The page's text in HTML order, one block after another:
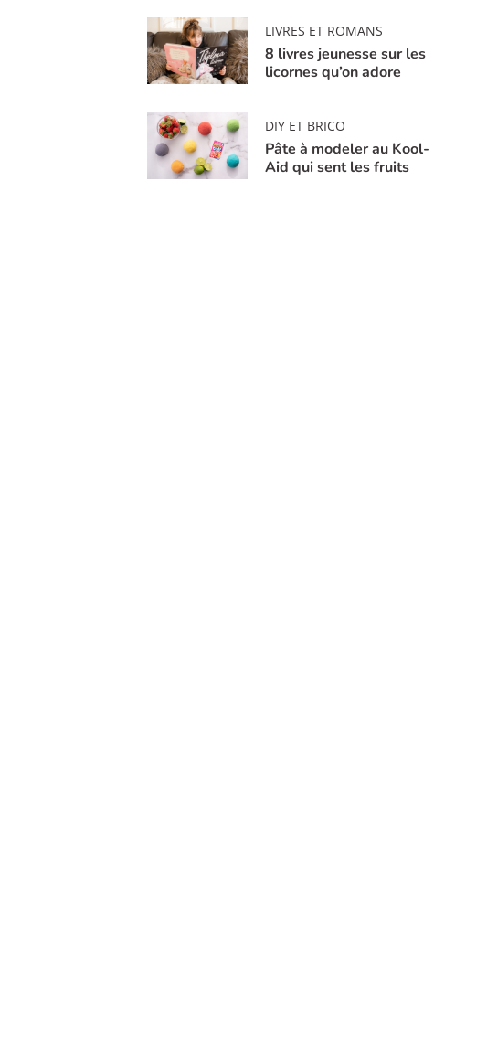
LIVRES ET ROMANS
8 livres jeunesse sur les
licornes qu’on adore
DIY ET BRICO
Pâte à modeler au Kool-
Aid qui sent les fruits